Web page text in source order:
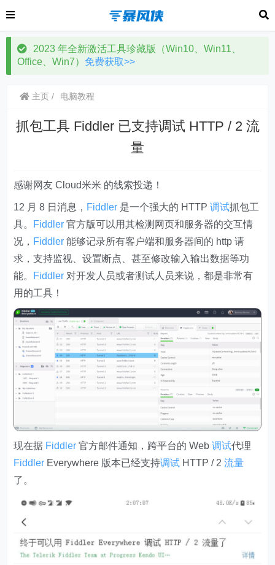
2023 年全新激活工具珍藏版（Win10、Win11、
Office、Win7） 免费获取>>
主页 电脑教程
抓包工具 Fiddler 已支持调试 HTTP / 2 流
量
感谢网友 Cloud米米 的线索投递！
12 月 8 日消息， Fiddler 是一个强大的 HTTP调试抓包工
具。
Fiddler 官方版可以用其检测网页和服务器的交互情
况， Fiddler 能够记录所有客户端和服务器间的 http 请
求，支持监视、设置断点、甚至修改输入输出数据等功
能。
Fiddler 对开发人员或者测试人员来说，都是非常有
用的工具！
现在据 Fiddler 官方邮件通知，跨平台的 Web调试代理
Fiddler Everywhere 版本已经支持调试 HTTP / 2流量
了。